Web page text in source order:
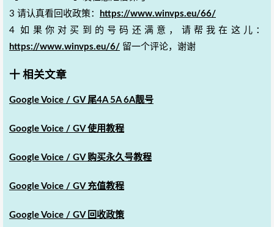
3 请认真看回收政策：
https://www.winvps.eu/66/
4 如果你对买到的号码还满意，请帮我在这儿：
https://www.winvps.eu/6/ 留一个评论，谢谢
十 相关文章
Google Voice / GV 尾4A 5A 6A靓号
Google Voice / GV 使用教程
Google Voice / GV 购买永久号教程
Google Voice / GV 充值教程
Google Voice / GV 回收政策